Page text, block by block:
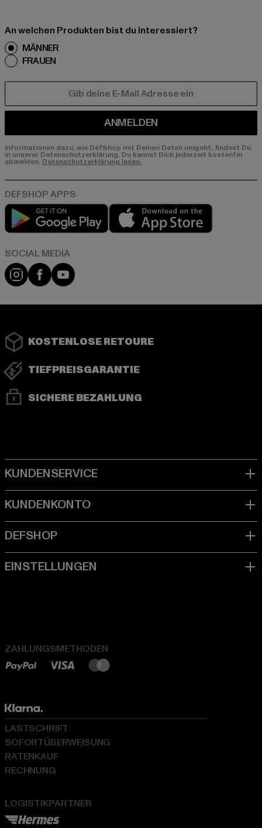
An welchen Produkten bist du interessiert?
MÄNNER
FRAUEN
ANMELDEN
Informationen dazu, wie DefShop mit Deinen Daten umgeht, findest Du
in unserer Datenschutzerklärung. Du kannst Dich jederzeit kostenfei
abmelden. Datenschutzerklärung lesen.
Play market
Instagram
FacebookYouTube
KOSTENLOSE RETOURE
TIEFPREISGARANTIE
SICHERE BEZAHLUNG
ZAHLUNGSMETHODEN
LOGISTIKPARTNER
LASTSCHRIFT
SOFORTÜBERWEISUNG
RATENKAUF
RECHNUNG